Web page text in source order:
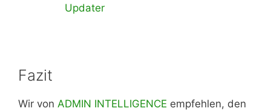
Updater
Fazit
Wir von ADMIN INTELLIGENCE empfehlen, den